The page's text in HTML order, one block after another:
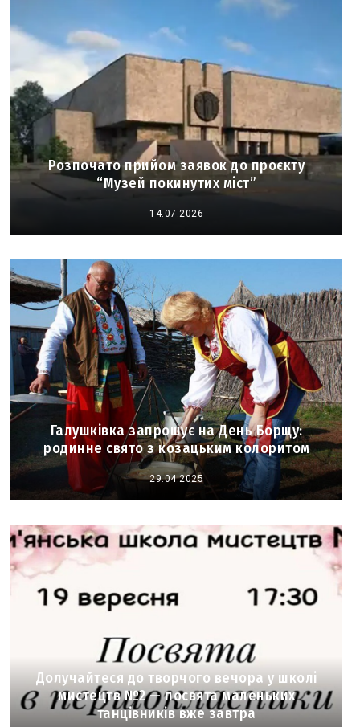
Розпочато прийом заявок до проєкту
“Музей покинутих міст”
14.07.2026
Галушківка запрошує на День Борщу:
родинне свято з козацьким колоритом
29.04.2025
Долучайтеся до творчого вечора у школі
мистецтв №2 — посвята маленьких
танцівників вже завтра